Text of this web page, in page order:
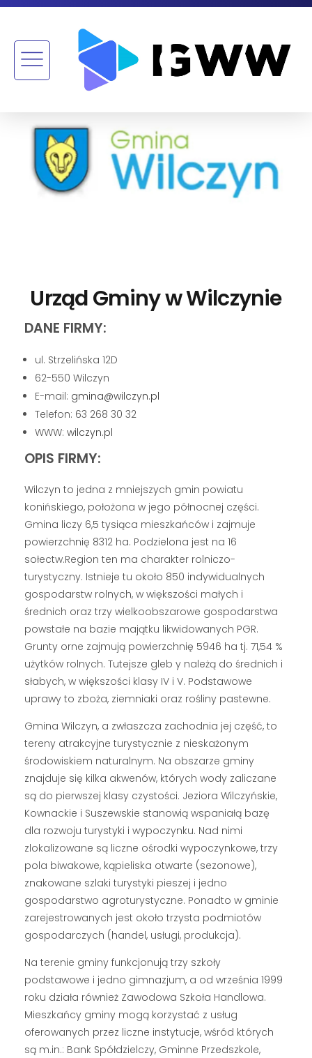
Urząd Gminy w Wilczynie
DANE FIRMY:
ul. Strzelińska 12D
62-550 Wilczyn
E-mail: gmina@wilczyn.pl
Telefon: 63 268 30 32
WWW:wilczyn.pl
OPIS FIRMY:
Wilczyn to jedna z mniejszych gmin powiatu
konińskiego, położona w jego północnej części.
Gmina liczy 6,5 tysiąca mieszkańców i zajmuje
powierzchnię 8312 ha. Podzielona jest na 16
sołectw.Region ten ma charakter rolniczo-
turystyczny. Istnieje tu około 850 indywidualnych
gospodarstw rolnych, w większości małych i
średnich oraz trzy wielkoobszarowe gospodarstwa
powstałe na bazie majątku likwidowanych PGR.
Grunty orne zajmują powierzchnię 5946 ha tj. 71,54 %
użytków rolnych. Tutejsze gleb y należą do średnich i
słabych, w większości klasy IV i V. Podstawowe
uprawy to zboża, ziemniaki oraz rośliny pastewne.
Gmina Wilczyn, a zwłaszcza zachodnia jej część, to
tereny atrakcyjne turystycznie z nieskażonym
środowiskiem naturalnym. Na obszarze gminy
znajduje się kilka akwenów, których wody zaliczane
są do pierwszej klasy czystości. Jeziora Wilczyńskie,
Kownackie i Suszewskie stanowią wspaniałą bazę
dla rozwoju turystyki i wypoczynku. Nad nimi
zlokalizowane są liczne ośrodki wypoczynkowe, trzy
pola biwakowe, kąpieliska otwarte (sezonowe),
znakowane szlaki turystyki pieszej i jedno
gospodarstwo agroturystyczne. Ponadto w gminie
zarejestrowanych jest około trzysta podmiotów
gospodarczych (handel, usługi, produkcja).
Na terenie gminy funkcjonują trzy szkoły
podstawowe i jedno gimnazjum, a od września 1999
roku działa również Zawodowa Szkoła Handlowa.
Mieszkańcy gminy mogą korzystać z usług
oferowanych przez liczne instytucje, wśród których
są m.in.: Bank Spółdzielczy, Gminne Przedszkole,